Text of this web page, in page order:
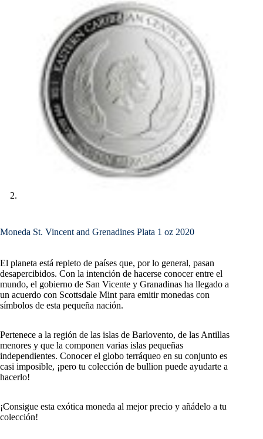
Moneda St. Vincent and Grenadines Plata 1 oz 2020
El planeta está repleto de países que, por lo general, pasan
desapercibidos. Con la intención de hacerse conocer entre el
mundo, el gobierno de San Vicente y Granadinas ha llegado a
un acuerdo con Scottsdale Mint para emitir monedas con
símbolos de esta pequeña nación.
Pertenece a la región de las islas de Barlovento, de las Antillas
menores y que la componen varias islas pequeñas
independientes. Conocer el globo terráqueo en su conjunto es
casi imposible, ¡pero tu colección de bullion puede ayudarte a
hacerlo!
¡Consigue esta exótica moneda al mejor precio y añádelo a tu
colección!